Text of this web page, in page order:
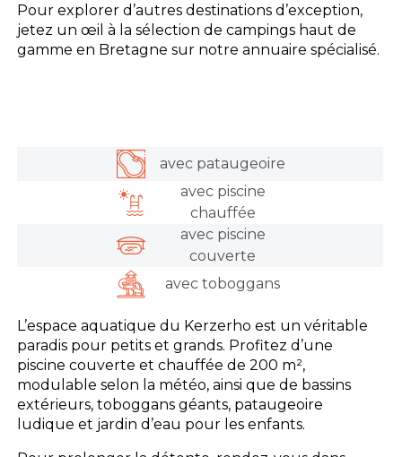
Pour explorer d’autres destinations d’exception,
jetez un œil à la sélection de campings haut de
gamme en Bretagne sur notre annuaire spécialisé.
avec pataugeoire
avec piscine
chauffée
avec piscine
couverte
avec toboggans
L’espace aquatique du Kerzerho est un véritable
paradis pour petits et grands. Profitez d’une
piscine couverte et chauffée de 200 m²,
modulable selon la météo, ainsi que de bassins
extérieurs, toboggans géants, pataugeoire
ludique et jardin d’eau pour les enfants.